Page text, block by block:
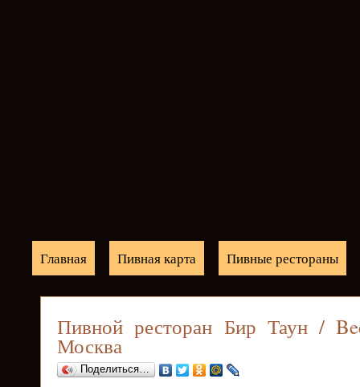
Главная Пивная карта Пивные рестораны
Пивной ресторан Бир Таун /
Москва
Поделиться…